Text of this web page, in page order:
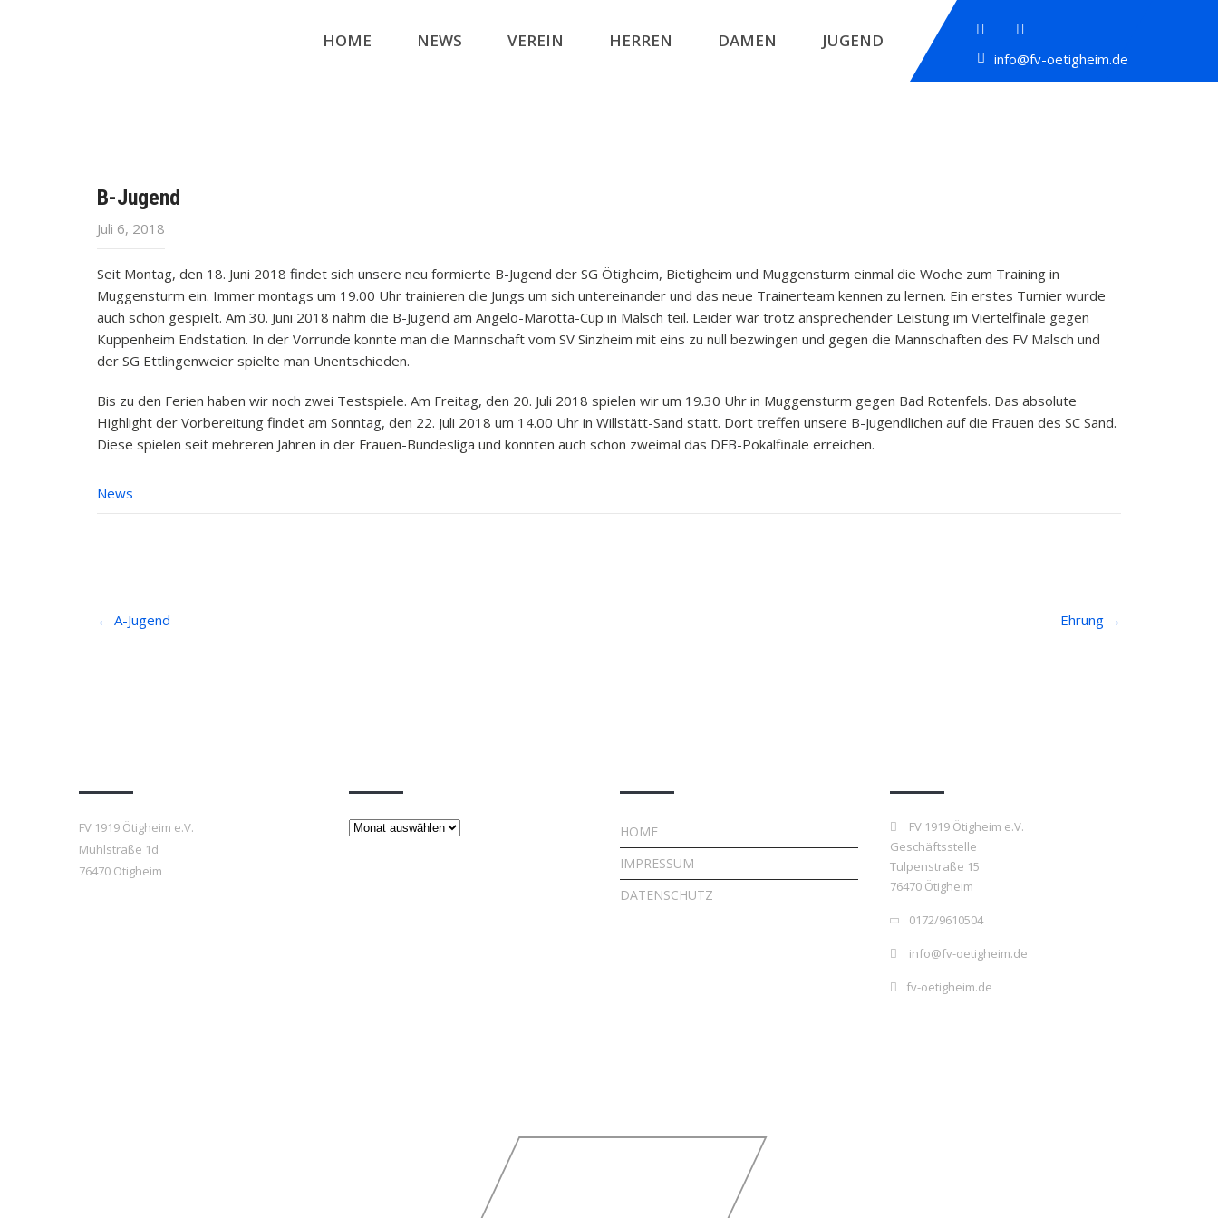
info@fv-oetigheim.de
HOME NEWS VEREIN HERREN DAMEN JUGEND
B-Jugend
Juli 6, 2018
Seit Montag, den 18. Juni 2018 findet sich unsere neu formierte B-Jugend der SG Ötigheim, Bietigheim und Muggensturm einmal die Woche zum Training in
Muggensturm ein. Immer montags um 19.00 Uhr trainieren die Jungs um sich untereinander und das neue Trainerteam kennen zu lernen. Ein erstes Turnier wurde
auch schon gespielt. Am 30. Juni 2018 nahm die B-Jugend am Angelo-Marotta-Cup in Malsch teil. Leider war trotz ansprechender Leistung im Viertelfinale gegen
Kuppenheim Endstation. In der Vorrunde konnte man die Mannschaft vom SV Sinzheim mit eins zu null bezwingen und gegen die Mannschaften des FV Malsch und
der SG Ettlingenweier spielte man Unentschieden.
Bis zu den Ferien haben wir noch zwei Testspiele. Am Freitag, den 20. Juli 2018 spielen wir um 19.30 Uhr in Muggensturm gegen Bad Rotenfels. Das absolute
Highlight der Vorbereitung findet am Sonntag, den 22. Juli 2018 um 14.00 Uhr in Willstätt-Sand statt. Dort treffen unsere B-Jugendlichen auf die Frauen des SC Sand.
Diese spielen seit mehreren Jahren in der Frauen-Bundesliga und konnten auch schon zweimal das DFB-Pokalfinale erreichen.
News
navigation
← A-Jugend Ehrung →
FV 1919 Ötigheim e.V.
Mühlstraße 1d
76470 Ötigheim
Beiträge
HOME
IMPRESSUM
DATENSCHUTZ
FV 1919 Ötigheim e.V.
Geschäftsstelle
Tulpenstraße 15
76470 Ötigheim
0172/9610504
info@fv-oetigheim.de
fv-oetigheim.de